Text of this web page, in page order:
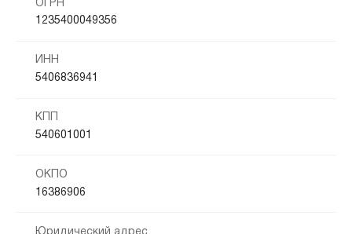
ОГРН
1235400049356
ИНН
5406836941
КПП
540601001
ОКПО
16386906
Юридический адрес